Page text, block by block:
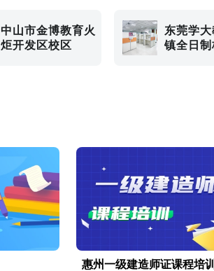
中山市金博教育火
炬开发区校区
东莞学
镇全日制
惠州一级建造师证课程培训